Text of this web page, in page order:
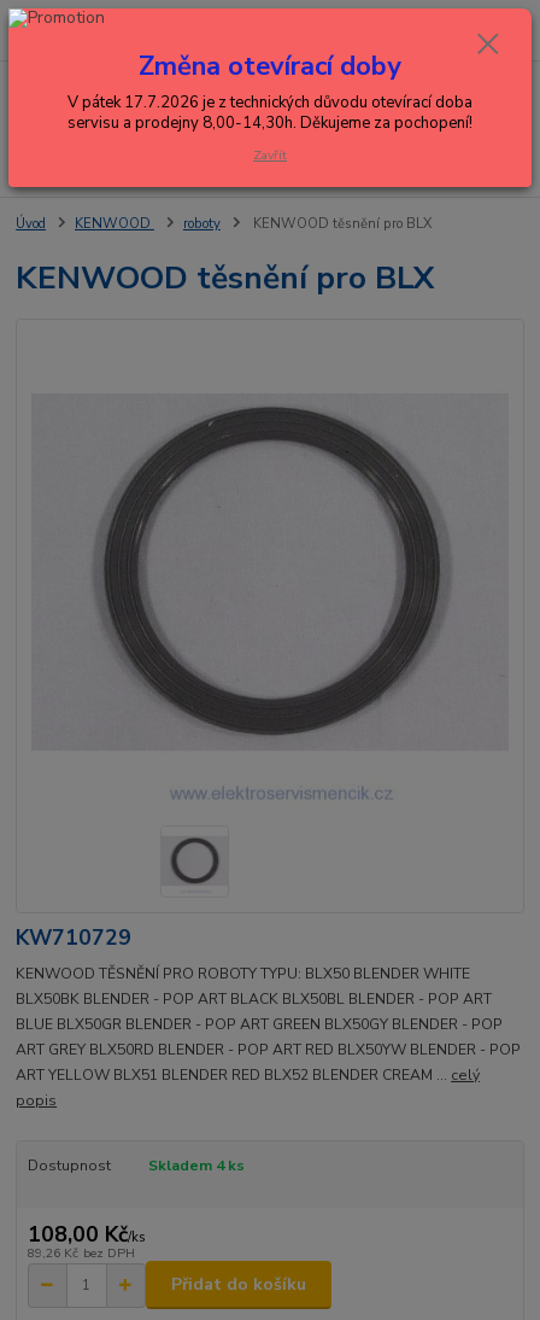
Menu
+420 602 288 130
0,00 Kč
Úvod KENWOOD roboty KENWOOD těsnění pro BLX
KENWOOD těsnění pro BLX
KW710729
KENWOOD TĚSNĚNÍ PRO ROBOTY TYPU: BLX50 BLENDER WHITE
BLX50BK BLENDER - POP ART BLACK BLX50BL BLENDER - POP ART
BLUE BLX50GR BLENDER - POP ART GREEN BLX50GY BLENDER - POP
ART GREY BLX50RD BLENDER - POP ART RED BLX50YW BLENDER - POP
ART YELLOW BLX51 BLENDER RED BLX52 BLENDER CREAM ... celý
popis
Dostupnost Skladem 4 ks
108,00 Kč/ks
89,26 Kč bez DPH
Přidat do košíku
Změna otevírací doby
V pátek 17.7.2026 je z technických důvodu otevírací doba
servisu a prodejny 8,00-14,30h. Děkujeme za pochopení!
Zavřít